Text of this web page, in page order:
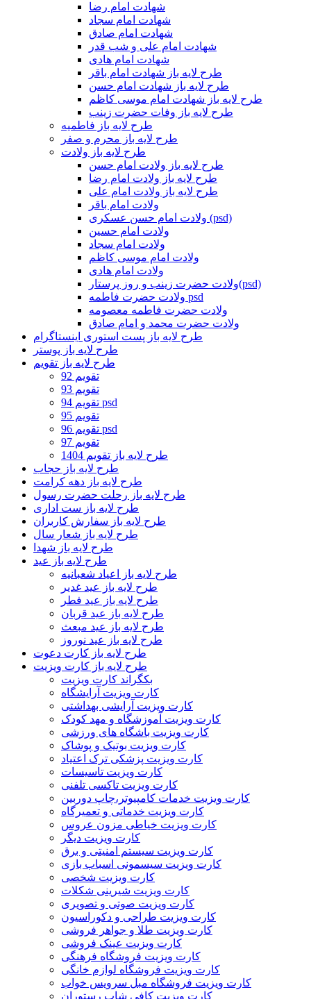
شهادت امام رضا
شهادت امام سجاد
شهادت امام صادق
شهادت امام علی و شب قدر
شهادت امام هادی
طرح لایه باز شهادت امام باقر
طرح لایه باز شهادت امام حسن
طرح لایه باز شهادت امام موسی کاظم
طرح لایه باز وفات حضرت زینب
طرح لایه باز فاطمیه
طرح لایه باز محرم و صفر
طرح لایه باز ولادت
طرح لایه باز ولادت امام حسن
طرح لایه باز ولادت امام رضا
طرح لایه باز ولادت امام علی
ولادت امام باقر
ولادت امام حسن عسکری (psd)
ولادت امام حسین
ولادت امام سجاد
ولادت امام موسی کاظم
ولادت امام هادی
ولادت حضرت زینب و روز پرستار(psd)
ولادت حضرت فاطمه psd
ولادت حضرت فاطمه معصومه
ولادت حضرت محمد و امام صادق
طرح لایه باز پست استوری اینستاگرام
طرح لایه باز پوستر
طرح لایه باز تقویم
تقویم 92
تقویم 93
تقویم 94 psd
تقویم 95
تقویم 96 psd
تقویم 97
طرح لایه باز تقویم 1404
طرح لایه باز حجاب
طرح لایه باز دهه کرامت
طرح لایه باز رحلت حضرت رسول
طرح لایه باز ست اداری
طرح لایه باز سفارش کاربران
طرح لایه باز شعار سال
طرح لایه باز شهدا
طرح لایه باز عید
طرح لایه باز اعیاد شعبانیه
طرح لایه باز عید غدیر
طرح لایه باز عید فطر
طرح لایه باز عید قربان
طرح لایه باز عید مبعث
طرح لایه باز عید نوروز
طرح لایه باز کارت دعوت
طرح لایه باز کارت ویزیت
بکگراند کارت ویزیت
کارت ویزیت آرایشگاه
کارت ویزیت آرایشی بهداشتی
کارت ویزیت آموزشگاه و مهد کودک
کارت ویزیت باشگاه های ورزشی
کارت ویزیت بوتیک و پوشاک
کارت ویزیت پزشکی ترک اعتیاد
کارت ویزیت تاسیسات
کارت ویزیت تاکسی تلفنی
کارت ویزیت خدمات کامپیوتر،چاپ دوربین
کارت ویزیت خدماتی و تعمیرگاه
کارت ویزیت خیاطی مزون عروس
کارت ویزیت دیگر
کارت ویزیت سیستم امنیتی و برق
کارت ویزیت سیسمونی اسباب بازی
کارت ویزیت شخصی
کارت ویزیت شیرینی شکلات
کارت ویزیت صوتی و تصویری
کارت ویزیت طراحی و دکوراسیون
کارت ویزیت طلا و جواهر فروشی
کارت ویزیت عینک فروشی
کارت ویزیت فروشگاه فرهنگی
کارت ویزیت فروشگاه لوازم خانگی
کارت ویزیت فروشگاه مبل سرویس خواب
کارت ویزیت کافی شاپ رستوران